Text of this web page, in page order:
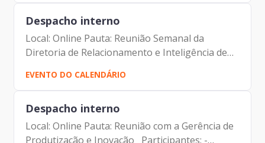
Despacho interno
Local: Online Pauta: Reunião Semanal da
Diretoria de Relacionamento e Inteligência de
Mercado Participantes: - Francisco Forbes –
Presidente | Prodam-SP - André Tomiatto de
Oliveira - Assessor da...
EVENTO DO CALENDÁRIO
Despacho interno
Local: Online Pauta: Reunião com a Gerência de
Produtização e Inovação Participantes: -